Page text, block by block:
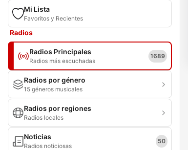
Mi Lista
Favoritos y Recientes
Radios
Radios Principales
Radios más escuchadas
1689
Radios por género
15 géneros musicales
Radios por regiones
Radios locales
Noticias
Radios noticiosas
50